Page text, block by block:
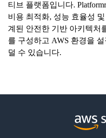
티브 플랫폼입니다.
비용 최적화, 성능 효율성
계된 안전한 기반 아키텍처
를 구성하고 AWS 환경을
덜 수 있습니다.